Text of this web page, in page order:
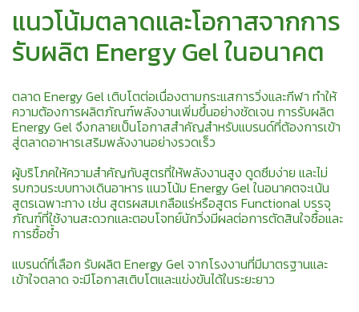
แนวโน้มตลาดและโอกาสจากการ
รับผลิต Energy Gel ในอนาคต
ตลาด Energy Gel เติบโตต่อเนื่องตามกระแสการวิ่งและกีฬา ทำให้
ความต้องการผลิตภัณฑ์พลังงานเพิ่มขึ้นอย่างชัดเจน การรับผลิต
Energy Gel จึงกลายเป็นโอกาสสำคัญสำหรับแบรนด์ที่ต้องการเข้า
สู่ตลาดอาหารเสริมพลังงานอย่างรวดเร็ว
ผู้บริโภคให้ความสำคัญกับสูตรที่ให้พลังงานสูง ดูดซึมง่าย และไม่
รบกวนระบบทางเดินอาหาร แนวโน้ม Energy Gel ในอนาคตจะเน้น
สูตรเฉพาะทาง เช่น สูตรผสมเกลือแร่หรือสูตร Functional บรรจุ
ภัณฑ์ที่ใช้งานสะดวกและตอบโจทย์นักวิ่งมีผลต่อการตัดสินใจซื้อและ
การซื้อซ้ำ
แบรนด์ที่เลือก รับผลิต Energy Gel จากโรงงานที่มีมาตรฐานและ
เข้าใจตลาด จะมีโอกาสเติบโตและแข่งขันได้ในระยะยาว